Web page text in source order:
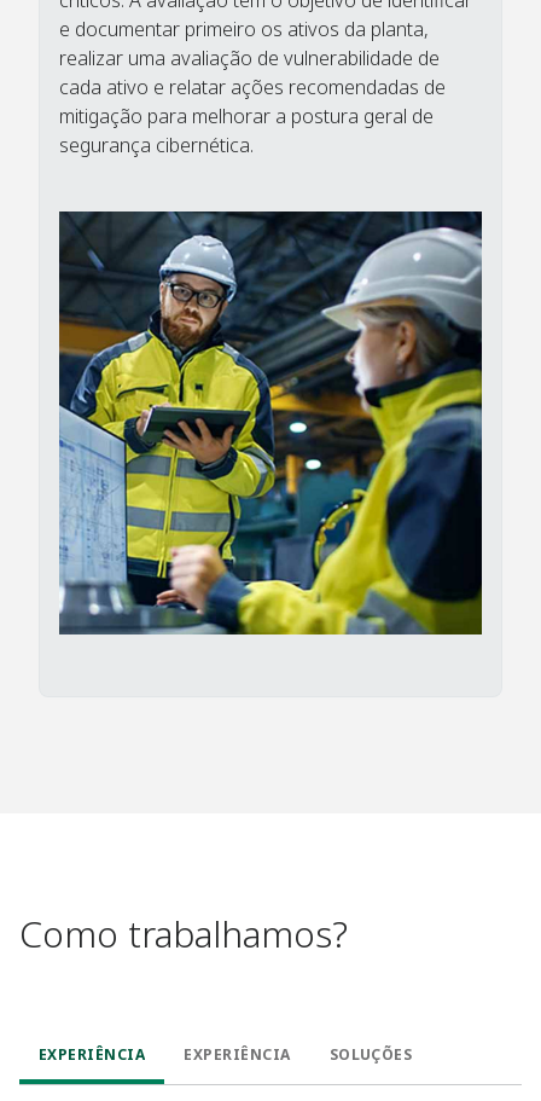
e documentar primeiro os ativos da planta,
realizar uma avaliação de vulnerabilidade de
cada ativo e relatar ações recomendadas de
mitigação para melhorar a postura geral de
segurança cibernética.
Como trabalhamos?
EXPERIÊNCIA EXPERIÊNCIA SOLUÇÕES